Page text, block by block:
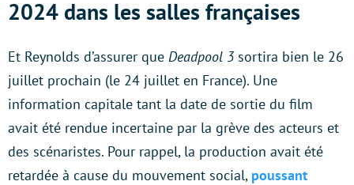
2024 dans les salles françaises
Et Reynolds d’assurer que Deadpool 3sortira bien le 26
juillet prochain (le 24 juillet en France). Une
information capitale tant la date de sortie du film
avait été rendue incertaine par la grève des acteurs et
des scénaristes. Pour rappel, la production avait été
retardée à cause du mouvement social, poussant